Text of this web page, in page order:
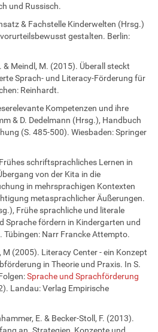
und Russisch.
& Fachstelle Kinderwelten (Hrsg.)
gestalten. Berlin:
Meindl, M. (2015). Überall steckt
Sprach- und Literacy-Förderung für
Reinhardt.
Kompetenzen und ihre
& D. Dedelmann (Hrsg.), Handbuch
(S. 485-500). Wiesbaden: Springer
schriftsprachliches Lernen in
von der Kita in die
in mehrsprachigen Kontexten
metasprachlicher Äußerungen.
Frühe sprachliche und literale
Sprache fördern in Kindergarten und
Narr Francke Attempto.
M (2005). Literacy Center - ein Konzept
in Theorie und Praxis. In S.
Sprache und Sprachförderung
Landau: Verlag Empirische
E. & Becker-Stoll, F. (2013).